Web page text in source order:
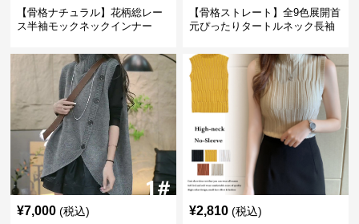
【骨格ナチュラル】花柄総レー
ス半袖モックネックインナー
【骨格ストレート】全9色展開首
元ぴったりタートルネック長袖
¥7,000 (税込) ¥2,810 (税込)